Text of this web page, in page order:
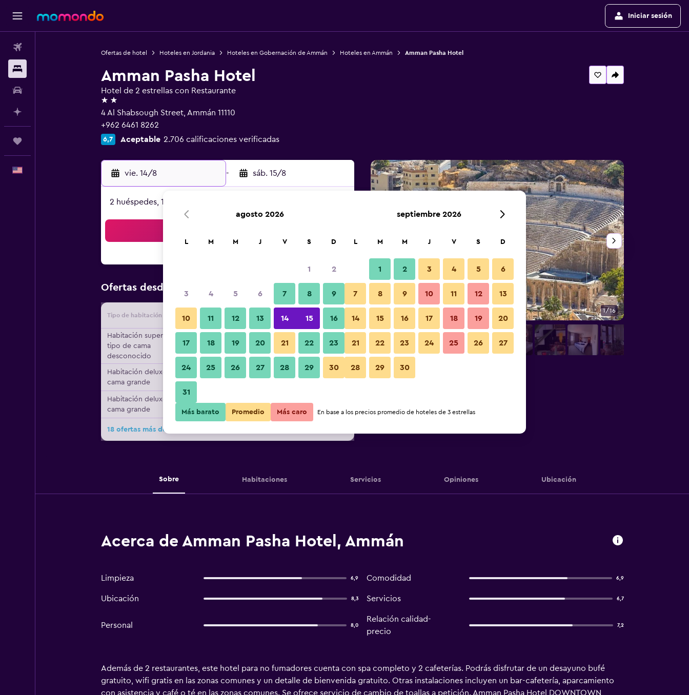
Iniciar sesión
Ofertas de hotel Hoteles en Jordania Hoteles en Gobernación de Ammán Hoteles en Ammán Amman Pasha Hotel
Amman Pasha Hotel
Hotel de 2 estrellas con Restaurante
2 estrellas
4 Al Shabsough Street, Ammán 11110
+962 6461 8262
6,7 Aceptable 2.706 calificaciones verificadas
vie. 14/8 - sáb. 15/8
2 huéspedes, 1 habitación
Ofertas desde Oferta más barata de precio por noche
Tipo de habitación Proveedor Total noche
Habitación superior,
tipo de cama
desconocido
$21 Ver oferta
Habitación deluxe, 1
cama grande
$21 Ver oferta
Habitación deluxe, 1
cama grande
$24 Ver oferta
18 ofertas más de Amman Pasha Hotel
Otros 1/16
Fotos
Sobre Habitaciones Servicios Opiniones Ubicación
Acerca de Amman Pasha Hotel, Ammán
Limpieza 6,9 Comodidad 6,9
Ubicación 8,3 Servicios 6,7
Personal 8,0
Relación calidad-
precio
7,2
Además de 2 restaurantes, este hotel para no fumadores cuenta con spa completo y 2 cafeterías. Podrás disfrutar de un desayuno bufé
gratuito, wifi gratis en las zonas comunes y un detalle de bienvenida gratuito. Otras instalaciones incluyen un bar-cafetería, aparcamiento
con asistencia y café o té en las zonas comunes. Se ofrece servicio de cambio de toallas a petición. Amman Pasha Hotel DOWNTOWN
agosto 2026
L M M J V S D
1 2
3 4 5 6 7 8 9
10 11 12 13 14 15 16
17 18 19 20 21 22 23
24 25 26 27 28 29 30
31
septiembre 2026
L M M J V S D
1 2 3 4 5 6
7 8 9 10 11 12 13
14 15 16 17 18 19 20
21 22 23 24 25 26 27
28 29 30
Más barato Promedio Más caro En base a los precios promedio de hoteles de 3 estrellas